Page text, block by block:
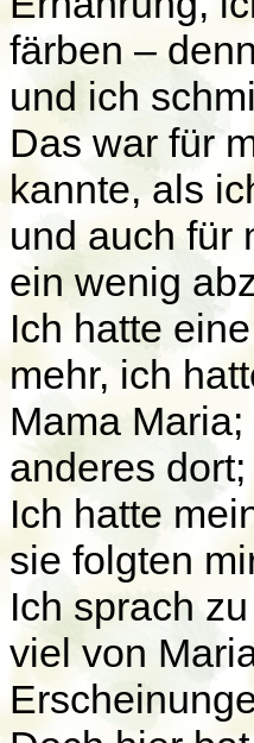
färben –
und ich
Das war für
kannte, als
und auch für
ein wenig
Ich hatte
mehr, ich
Mama
anderes
Ich hatte
sie folgten
Ich sprach
viel von